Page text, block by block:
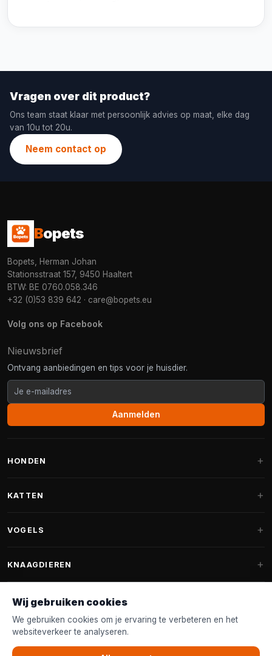
Vragen over dit product?
Ons team staat klaar met persoonlijk advies op maat, elke dag
van 10u tot 20u.
Neem contact op
Bopets
Bopets, Herman Johan
Stationsstraat 157, 9450 Haaltert
BTW: BE 0760.058.346
+32 (0)53 839 642 · care@bopets.eu
Volg ons op Facebook
Nieuwsbrief
Ontvang aanbiedingen en tips voor je huisdier.
Aanmelden
HONDEN
Fantail hondenmanden
Hondenspeelgoed
Halsband & Lijn
Shampoo & Verzorging
KATTEN
Krabpalen voor Maine Coon
Kattenmanden
VOGELS
Vogelvoer binnenvogels
Voederhuisjes
Nestkastjes & Nesting
Tuinvogelvoer
KNAAGDIEREN
Knaagdierenvoer
Accessoires
KLANTENSERVICE
Wij gebruiken cookies
We gebruiken cookies om je ervaring te verbeteren en het
websiteverkeer te analyseren.